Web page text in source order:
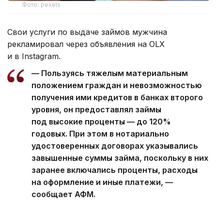
Фото: pexels
Свои услуги по выдаче займов мужчина
рекламировал через объявления на OLX
и в Instagram.
— Пользуясь тяжелым материальным
положением граждан и невозможностью
получения ими кредитов в банках второго
уровня, он предоставлял займы
под высокие проценты — до 120%
годовых. При этом в нотариально
удостоверенных договорах указывались
завышенные суммы займа, поскольку в них
заранее включались проценты, расходы
на оформление и иные платежи, —
сообщает АФМ.